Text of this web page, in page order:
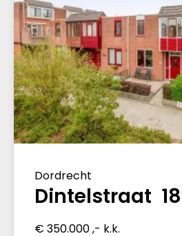
Dordrecht
Dintelstraat 18
€ 350.000 ,- k.k.